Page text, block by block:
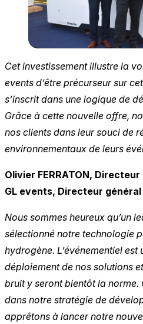
Cet investissement illustre la
events d’être précurseur sur
s’inscrit dans une logique de
Grâce à cette nouvelle offre,
nos clients dans leur souci de
environnementaux de leurs
Olivier FERRATON,
GL events, Directeur
Nous sommes heureux qu’un
sélectionné notre technologie
hydrogène. L’événementiel
déploiement de nos solutions
bruit y seront bientôt la
dans notre stratégie de
apprêtons à lancer notre